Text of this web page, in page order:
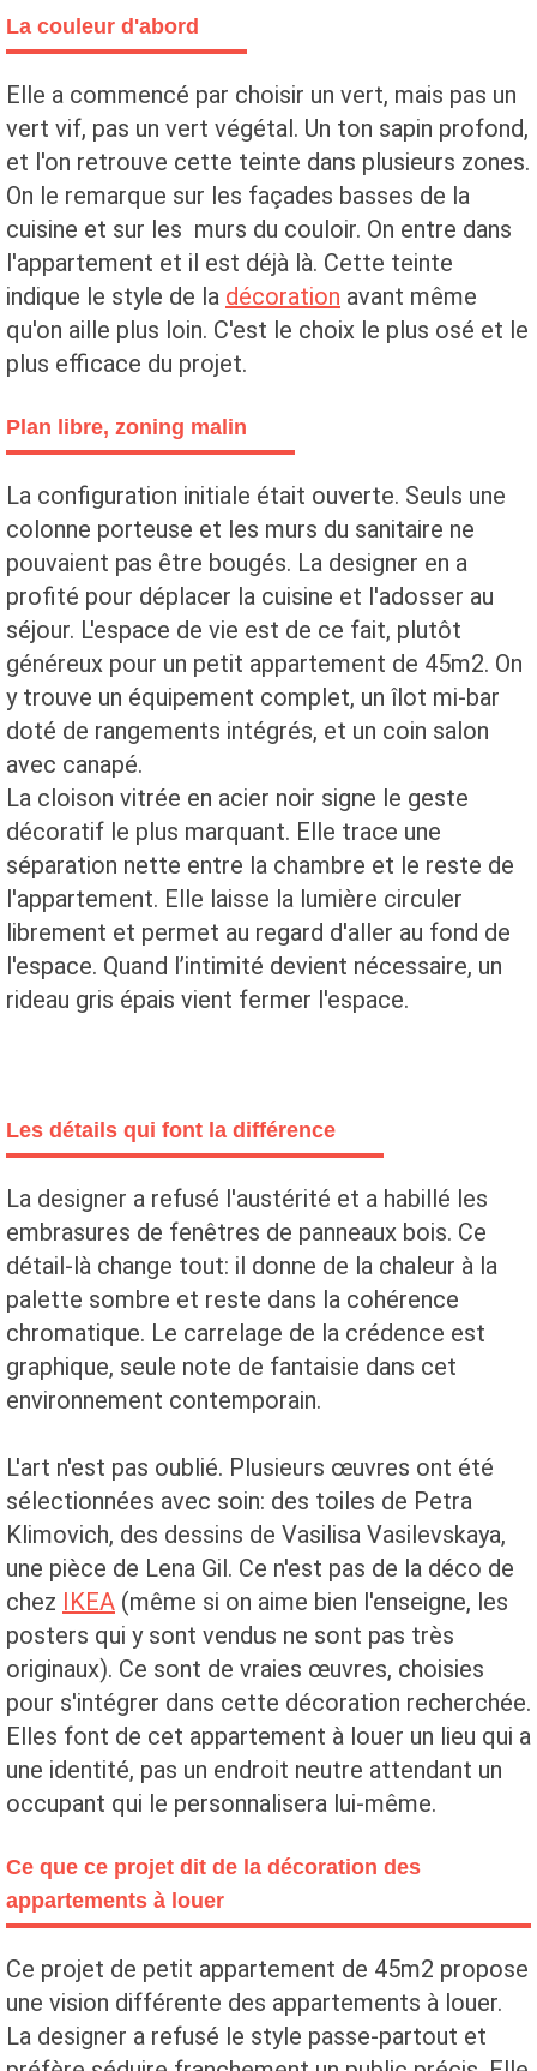
La couleur d'abord
Elle a commencé par choisir un vert, mais pas un
vert vif, pas un vert végétal. Un ton sapin profond,
et l'on retrouve cette teinte dans plusieurs zones.
On le remarque sur les façades basses de la
cuisine et sur les murs du couloir. On entre dans
l'appartement et il est déjà là. Cette teinte
indique le style de la décoration avant même
qu'on aille plus loin. C'est le choix le plus osé et le
plus efficace du projet.
Plan libre, zoning malin
La configuration initiale était ouverte. Seuls une
colonne porteuse et les murs du sanitaire ne
pouvaient pas être bougés. La designer en a
profité pour déplacer la cuisine et l'adosser au
séjour. L'espace de vie est de ce fait, plutôt
généreux pour un petit appartement de 45m2. On
y trouve un équipement complet, un îlot mi-bar
doté de rangements intégrés, et un coin salon
avec canapé.
La cloison vitrée en acier noir signe le geste
décoratif le plus marquant. Elle trace une
séparation nette entre la chambre et le reste de
l'appartement. Elle laisse la lumière circuler
librement et permet au regard d'aller au fond de
l'espace. Quand l’intimité devient nécessaire, un
rideau gris épais vient fermer l'espace.
Les détails qui font la différence
La designer a refusé l'austérité et a habillé les
embrasures de fenêtres de panneaux bois. Ce
détail-là change tout: il donne de la chaleur à la
palette sombre et reste dans la cohérence
chromatique. Le carrelage de la crédence est
graphique, seule note de fantaisie dans cet
environnement contemporain.
L'art n'est pas oublié. Plusieurs œuvres ont été
sélectionnées avec soin: des toiles de Petra
Klimovich, des dessins de Vasilisa Vasilevskaya,
une pièce de Lena Gil. Ce n'est pas de la déco de
chez IKEA (même si on aime bien l'enseigne, les
posters qui y sont vendus ne sont pas très
originaux). Ce sont de vraies œuvres, choisies
pour s'intégrer dans cette décoration recherchée.
Elles font de cet appartement à louer un lieu qui a
une identité, pas un endroit neutre attendant un
occupant qui le personnalisera lui-même.
Ce que ce projet dit de la décoration des
appartements à louer
Ce projet de petit appartement de 45m2 propose
une vision différente des appartements à louer.
La designer a refusé le style passe-partout et